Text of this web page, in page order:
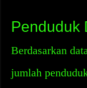
Penduduk
Berdasarkan
jumlah